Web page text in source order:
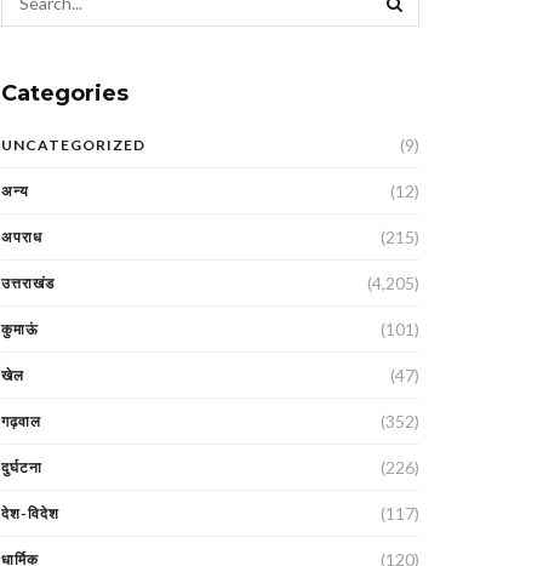
Categories
UNCATEGORIZED (9)
अन्य (12)
अपराध (215)
उत्तराखंड (4,205)
कुमाऊं (101)
खेल (47)
गढ़वाल (352)
दुर्घटना (226)
देश-विदेश (117)
धार्मिक (120)